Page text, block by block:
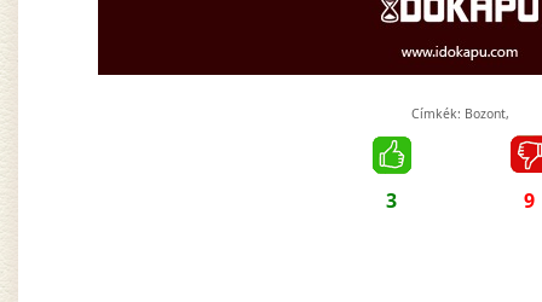
Címkék: Bozont,
3 9